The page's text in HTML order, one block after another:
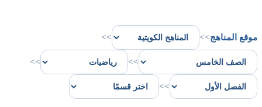
موقع المناهج>>
>>
>>
>>
>>